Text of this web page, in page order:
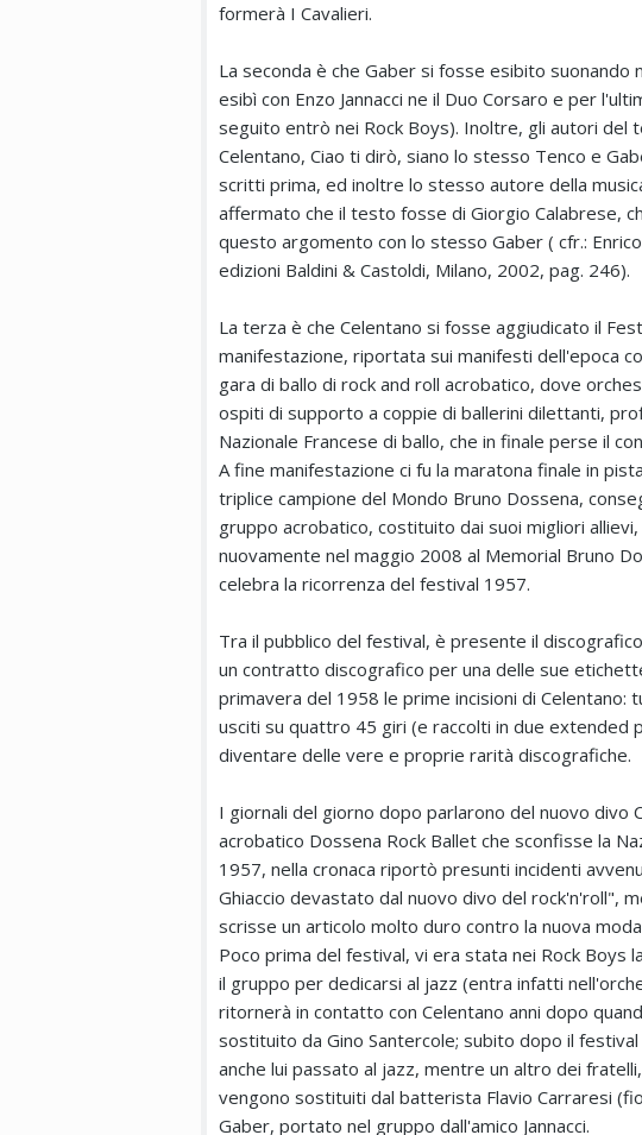
formerà I Cavalieri.
La seconda è che Gaber si fosse esibito
esibì con Enzo Jannacci ne il Duo Corsaro e per
seguito entrò nei Rock Boys). Inoltre, gli autori del
Celentano, Ciao ti dirò, siano lo stesso Tenco e
scritti prima, ed inoltre lo stesso autore della
affermato che il testo fosse di Giorgio Calabrese,
questo argomento con lo stesso Gaber ( cfr.:
edizioni Baldini & Castoldi, Milano, 2002, pag. 246).
La terza è che Celentano si fosse aggiudicato il
manifestazione, riportata sui manifesti dell'epoca
gara di ballo di rock and roll acrobatico, dove
ospiti di supporto a coppie di ballerini dilettanti,
Nazionale Francese di ballo, che in finale perse il
A fine manifestazione ci fu la maratona finale in
triplice campione del Mondo Bruno Dossena,
gruppo acrobatico, costituito dai suoi migliori
nuovamente nel maggio 2008 al Memorial Bruno
celebra la ricorrenza del festival 1957.
Tra il pubblico del festival, è presente il
un contratto discografico per una delle sue
primavera del 1958 le prime incisioni di Celentano:
usciti su quattro 45 giri (e raccolti in due extended
diventare delle vere e proprie rarità discografiche.
I giornali del giorno dopo parlarono del nuovo divo
acrobatico Dossena Rock Ballet che sconfisse la
1957, nella cronaca riportò presunti incidenti
Ghiaccio devastato dal nuovo divo del rock'n'roll",
scrisse un articolo molto duro contro la nuova
Poco prima del festival, vi era stata nei Rock Boys
il gruppo per dedicarsi al jazz (entra infatti
ritornerà in contatto con Celentano anni dopo
sostituito da Gino Santercole; subito dopo il
anche lui passato al jazz, mentre un altro dei
vengono sostituiti dal batterista Flavio Carraresi
Gaber, portato nel gruppo dall'amico Jannacci.